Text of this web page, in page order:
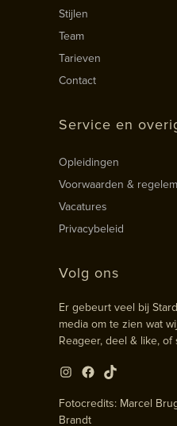
Stijlen
Team
Tarieven
Contact
Service en
Opleidingen
Voorwaarden &
Vacatures
Privacybeleid
Volg ons
Er gebeurt veel bij
media om te zien wat
Reageer, deel & like,
Instagram
Facebook
TikTok
Fotocredits: Marcel
Brandt